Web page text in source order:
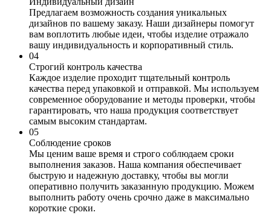
Предлагаем возможность создания уникальных
дизайнов по вашему заказу. Наши дизайнеры помогут
вам воплотить любые идеи, чтобы изделие отражало
вашу индивидуальность и корпоративный стиль.
04
Строгий контроль качества
Каждое изделие проходит тщательный контроль
качества перед упаковкой и отправкой. Мы используем
современное оборудование и методы проверки, чтобы
гарантировать, что наша продукция соответствует
самым высоким стандартам.
05
Соблюдение сроков
Мы ценим ваше время и строго соблюдаем сроки
выполнения заказов. Наша компания обеспечивает
быструю и надежную доставку, чтобы вы могли
оперативно получить заказанную продукцию. Можем
выполнить работу очень срочно даже в максимально
короткие сроки.